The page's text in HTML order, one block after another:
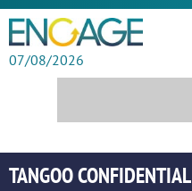
07/08/2026
TANGOO CONFIDENTIAL